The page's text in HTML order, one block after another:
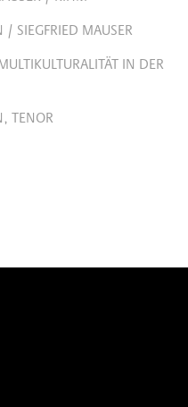
/ SIEGFRIED MAUSER
IN DER
TENOR